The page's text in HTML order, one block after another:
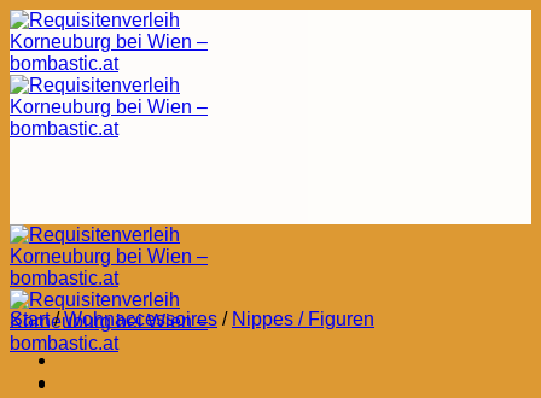
Zum
Inhalt
springen
Start / Wohnaccessoires / Nippes / Figuren